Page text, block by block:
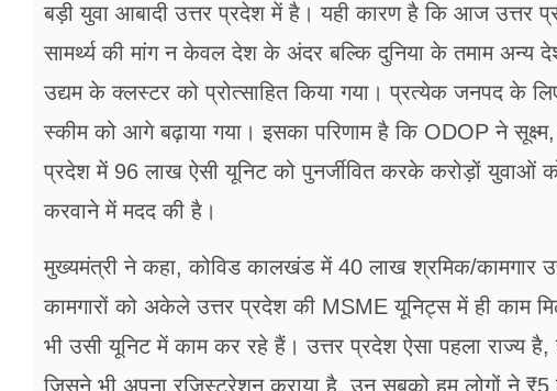
बड़ी युवा आबादी उत्तर प्रदेश में है। यही कारण है कि आज
सामर्थ्य की मांग न केवल देश के अंदर बल्कि दुनिया के तमाम अन्य
उद्यम के क्लस्टर को प्रोत्साहित किया गया। प्रत्येक जनपद के
स्कीम को आगे बढ़ाया गया। इसका परिणाम है कि ODOP ने
प्रदेश में 96 लाख ऐसी यूनिट को पुनर्जीवित करके करोड़ों
करवाने में मदद की है।
मुख्यमंत्री ने कहा, कोविड कालखंड में 40 लाख श्रमिक/कामगार
कामगारों को अकेले उत्तर प्रदेश की MSME यूनिट्स में ही काम
भी उसी यूनिट में काम कर रहे हैं। उत्तर प्रदेश ऐसा पहला
जिसने भी अपना रजिस्ट्रेशन कराया है, उन सबको हम लोगों ने ₹5